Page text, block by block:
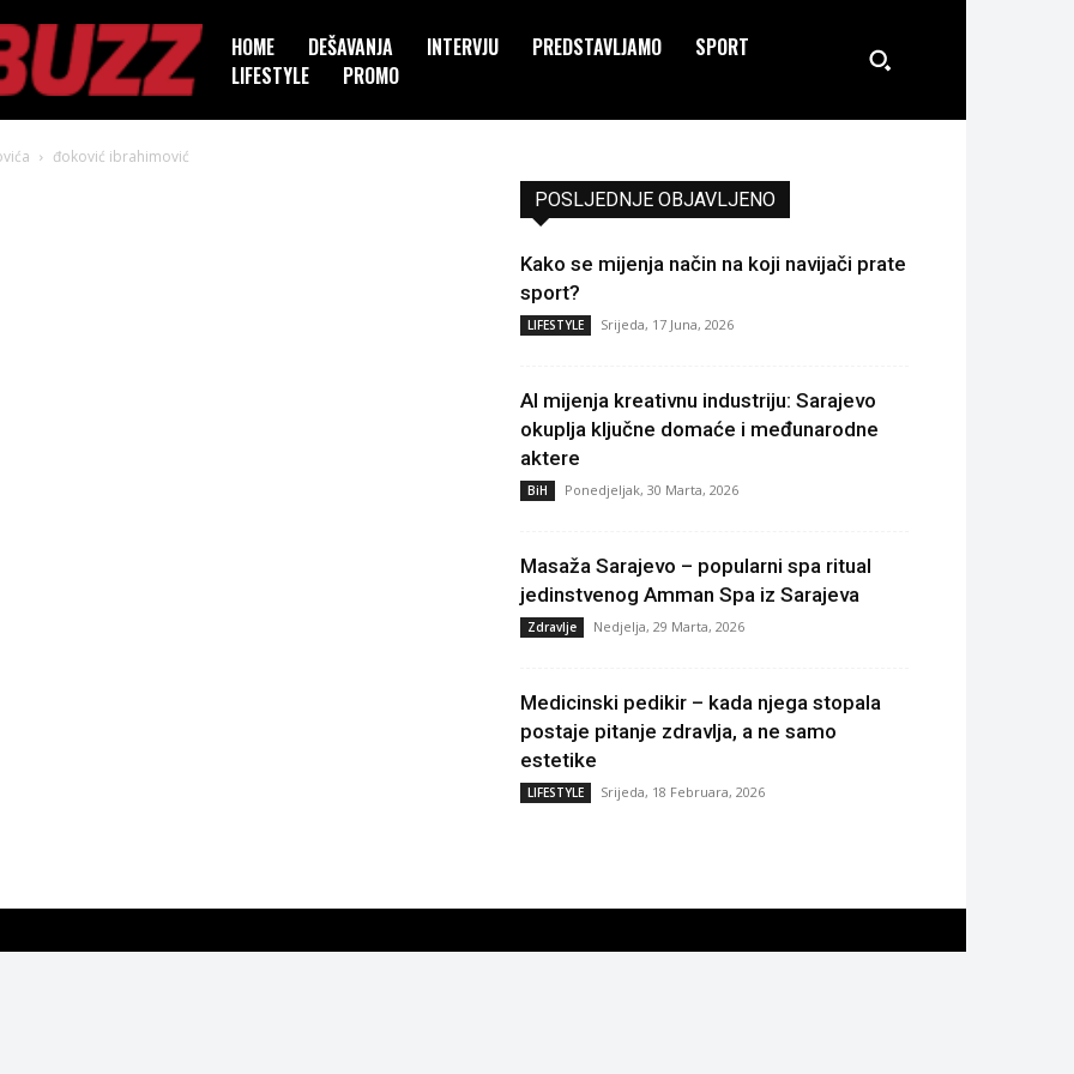
HOME DEŠAVANJA INTERVJU PREDSTAVLJAMO
SPORT
LIFESTYLE
PROMO
đoković ibrahimović
POSLJEDNJE OBJAVLJENO
Kako se mijenja način na koji navijači prate
sport?
LIFESTYLE Srijeda, 17 Juna, 2026
AI mijenja kreativnu industriju: Sarajevo
okuplja ključne domaće i međunarodne
aktere
BiH Ponedjeljak, 30 Marta, 2026
Masaža Sarajevo – popularni spa ritual
jedinstvenog Amman Spa iz Sarajeva
Zdravlje Nedjelja, 29 Marta, 2026
Medicinski pedikir – kada njega stopala
postaje pitanje zdravlja, a ne samo
estetike
LIFESTYLE Srijeda, 18 Februara, 2026